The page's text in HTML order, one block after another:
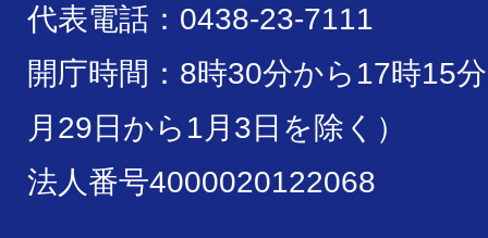
代表電話：0438-23-7111
開庁時間：8時30分から17時15
月29日から1月3日を除く）
法人番号4000020122068